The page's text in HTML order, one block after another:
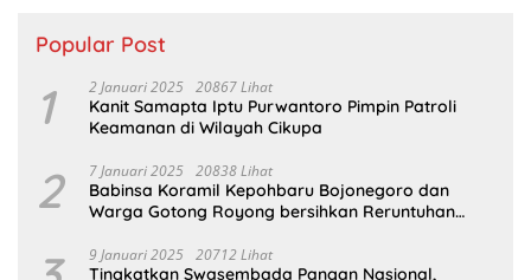
Popular Post
1 2 Januari 2025 20867 Lihat
Kanit Samapta Iptu Purwantoro Pimpin Patroli
Keamanan di Wilayah Cikupa
2 7 Januari 2025 20838 Lihat
Babinsa Koramil Kepohbaru Bojonegoro dan
Warga Gotong Royong bersihkan Reruntuhan
9 Januari 2025 20712 Lihat
Tingkatkan Swasembada Pangan Nasional,